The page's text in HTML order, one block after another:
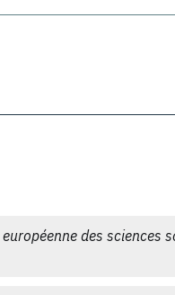
européenne des sciences